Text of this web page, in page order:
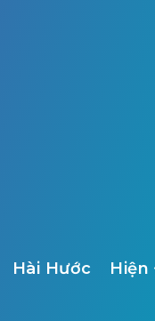
Hài Hước Hiện